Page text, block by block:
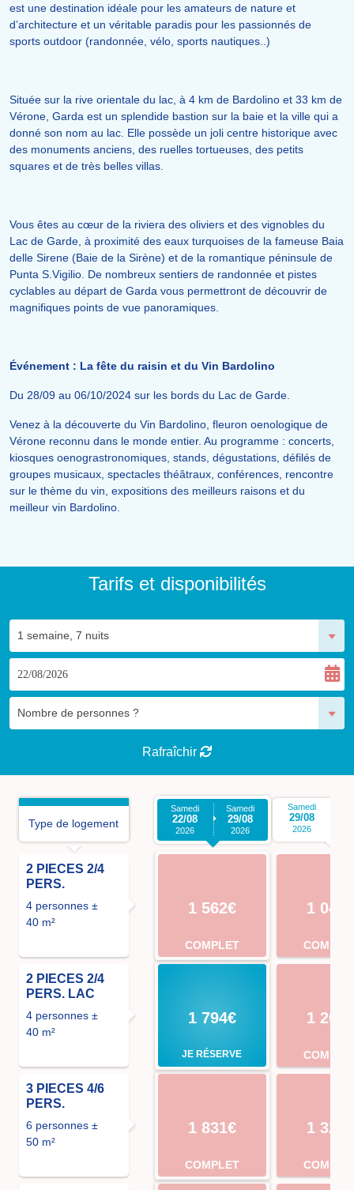
est une destination idéale pour les amateurs de nature et
d’architecture et un véritable paradis pour les passionnés de
sports outdoor (randonnée, vélo, sports nautiques..)
Située sur la rive orientale du lac, à 4 km de Bardolino et 33 km de
Vérone, Garda est un splendide bastion sur la baie et la ville qui a
donné son nom au lac. Elle possède un joli centre historique avec
des monuments anciens, des ruelles tortueuses, des petits
squares et de très belles villas.
Vous êtes au cœur de la riviera des oliviers et des vignobles du
Lac de Garde, à proximité des eaux turquoises de la fameuse Baia
delle Sirene (Baie de la Sirène) et de la romantique péninsule de
Punta S.Vigilio. De nombreux sentiers de randonnée et pistes
cyclables au départ de Garda vous permettront de découvrir de
magnifiques points de vue panoramiques.
Événement : La fête du raisin et du Vin Bardolino
Du 28/09 au 06/10/2024 sur les bords du Lac de Garde.
Venez à la découverte du Vin Bardolino, fleuron oenologique de
Vérone reconnu dans le monde entier. Au programme : concerts,
kiosques oenograstronomiques, stands, dégustations, défilés de
groupes musicaux, spectacles théâtraux, conférences, rencontre
sur le thème du vin, expositions des meilleurs raisons et du
meilleur vin Bardolino.
Tarifs et disponibilités
Rafraîchir
Type de logement
2 PIECES 2/4
PERS.
4 personnes ±
40 m²
2 PIECES 2/4
PERS. LAC
4 personnes ±
40 m²
3 PIECES 4/6
PERS.
6 personnes ±
50 m²
Samedi
22/08
2026
Samedi
29/08
2026
1 562€
COMPLET
1 794€
JE RÉSERVE
1 831€
COMPLET
Samedi
29/08
2026
1 046€
1 203€
1 323€